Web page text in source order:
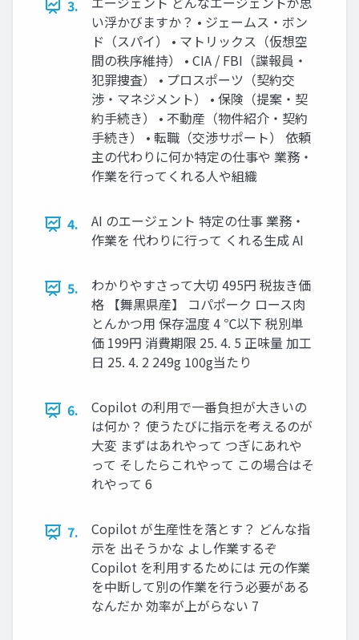
3.
い浮かびますか？ • ジェームス・ボン
ド（スパイ） • マトリックス（仮想空
間の秩序維持） • CIA / FBI（諜報員・
犯罪捜査） • プロスポーツ（契約交
渉・マネジメント） • 保険（提案・契
約手続き） • 不動産（物件紹介・契約
手続き） • 転職（交渉サポート） 依頼
主の代わりに何か特定の仕事や 業務・
作業を行ってくれる人や組織
4.
AI のエージェント 特定の仕事 業務・
作業を 代わりに行って くれる生成 AI
5.
わかりやすさって大切 495円 税抜き価
格 【舞黒県産】 コパポーク ロース肉
とんかつ用 保存温度 4 ℃以下 税別単
価 199円 消費期限 25. 4. 5 正味量 加工
日 25. 4. 2 249g 100g当たり
6.
Copilot の利用で一番負担が大きいの
は何か？ 使うたびに指示を考えるのが
大変 まずはあれやって つぎにあれや
って そしたらこれやって この場合はそ
れやって 6
7.
Copilot が生産性を落とす？ どんな指
示を 出そうかな よし作業するぞ
Copilot を利用するためには 元の作業
を中断して別の作業を行う必要がある
なんだか 効率が上がらない 7